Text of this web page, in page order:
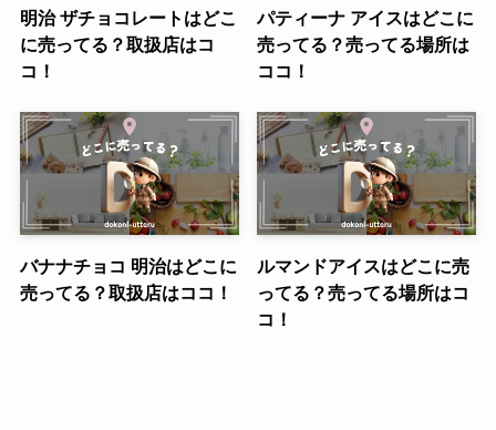
明治 ザチョコレートはどこ
に売ってる？取扱店はコ
コ！
パティーナ アイスはどこに
売ってる？売ってる場所は
ココ！
バナナチョコ 明治はどこに
売ってる？取扱店はココ！
ルマンドアイスはどこに売
ってる？売ってる場所はコ
コ！